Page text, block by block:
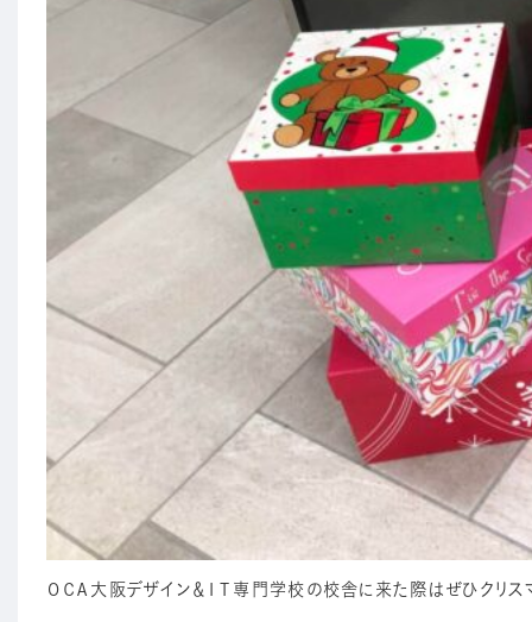
ＯＣＡ大阪デザイン＆ＩＴ専門学校の校舎に来た際はぜひクリス